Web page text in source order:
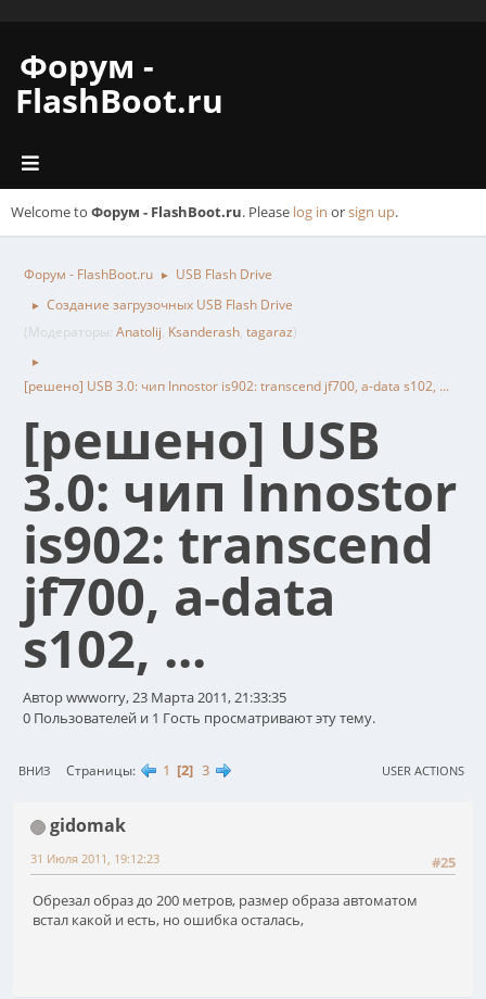
Форум -
FlashBoot.ru
Welcome to Форум - FlashBoot.ru. Please log in orsign up.
Форум - FlashBoot.ru ► USB Flash Drive
►
Создание загрузочных USB Flash Drive
(Модераторы: Anatolij, Ksanderash, tagaraz)
►
[решено] USB 3.0: чип Innostor is902: transcend jf700, a-data s102, ...
[решено] USB
3.0: чип Innostor
is902: transcend
jf700, a-data
s102, ...
Автор wwworry, 23 Марта 2011, 21:33:35
0 Пользователей и 1 Гость просматривают эту тему.
ВНИЗ Страницы 1 2 3 USER ACTIONS
gidomak
#25
31 Июля 2011, 19:12:23
Обрезал образ до 200 метров, размер образа автоматом
встал какой и есть, но ошибка осталась,